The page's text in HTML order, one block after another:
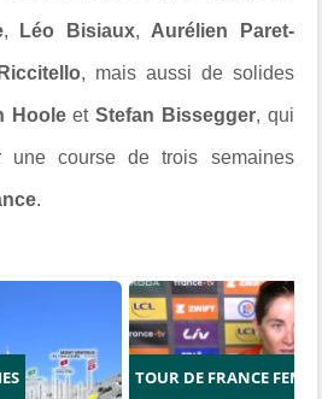
, Léo Bisiaux, Aurélien Paret-
, mais aussi de solides
HooleetStefan Bissegger, qui
une course de trois semaines
.
TOUR DE FRANCE